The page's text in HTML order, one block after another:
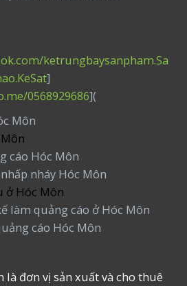
ketrungbaysanpham.Sa
]
0568929686](
Môn
cáo Hóc Môn
nháy Hóc Môn
ở Hóc Môn
làm quảng cáo ở Hóc Môn
cáo Hóc Môn
là đơn vị sản xuất và cho thuê